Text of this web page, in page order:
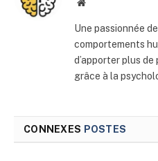
Site
Une passionnée
comportements
d’apporter plus
grâce à la
CONNEXES POSTES